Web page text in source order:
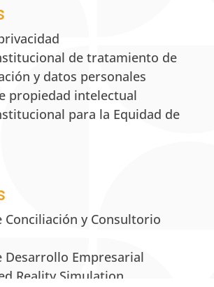
de tratamiento de
y datos personales
propiedad intelectual
para la Equidad de
Conciliación y Consultorio
Desarrollo Empresarial
Reality Simulation